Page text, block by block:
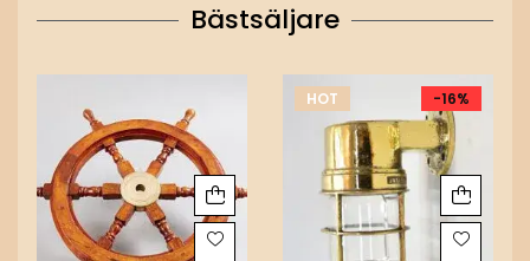
Bästsäljare
HOT -16%